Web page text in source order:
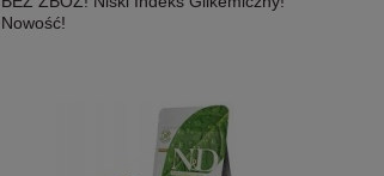
Nowość!